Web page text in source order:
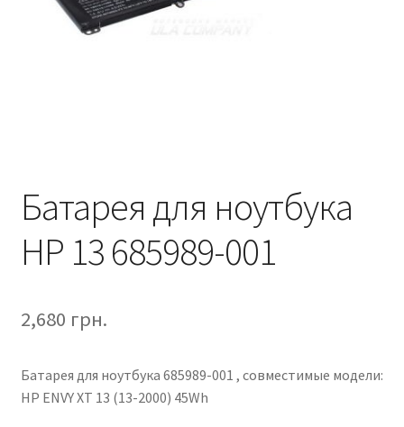
Батарея для ноутбука
HP 13 685989-001
2,680 грн.
Батарея для ноутбука 685989-001 , совместимые модели:
HP ENVY XT 13 (13-2000) 45Wh